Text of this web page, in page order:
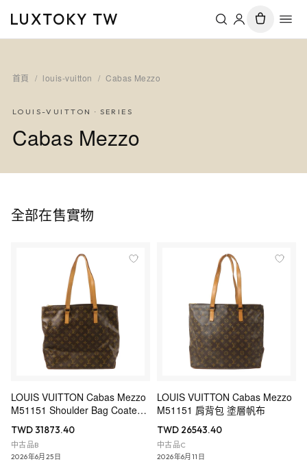
LUXTOKY TW
首頁 / louis-vuitton / Cabas Mezzo
LOUIS-VUITTON · SERIES
Cabas Mezzo
全部在售實物
LOUIS VUITTON Cabas Mezzo
M51151 Shoulder Bag Coated
Canvas
TWD 31873.40
中古品B
2026年6月25日
LOUIS VUITTON Cabas Mezzo
M51151 肩背包 塗層帆布
TWD 26543.40
中古品C
2026年6月11日